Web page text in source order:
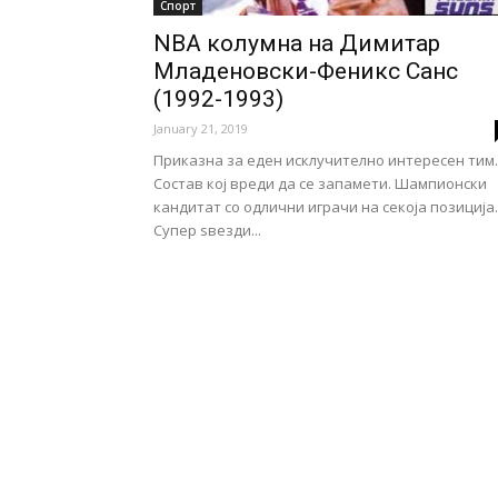
Спорт
NBA колумна на Димитар
Младеновски-Феникс Санс
(1992-1993)
January 21, 2019
Приказна за еден исклучително интересен тим.
Состав кој вреди да се запамети. Шампионски
кандитат со одлични играчи на секоја позиција.
Супер ѕвезди...